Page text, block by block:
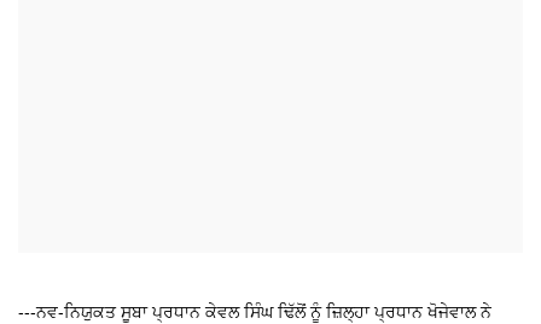
---ਨਵ-ਨਿਯੁਕਤ ਸੂਬਾ ਪ੍ਰਧਾਨ ਕੇਵਲ ਸਿੰਘ ਢਿੱਲੋਂ ਨੂੰ ਜ਼ਿਲ੍ਹਾ ਪ੍ਰਧਾਨ ਖੋਜੇਵਾਲ ਨੇ